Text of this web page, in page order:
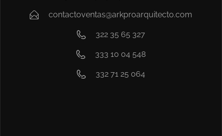
contactoventas@arkproarquitecto.com
322 35 65 327
333 10 04 548
332 71 25 064